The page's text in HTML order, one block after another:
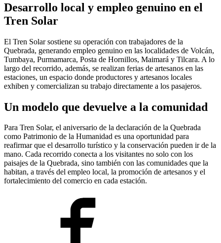
Desarrollo local y empleo genuino en el
Tren Solar
El Tren Solar sostiene su operación con trabajadores de la
Quebrada, generando empleo genuino en las localidades de Volcán,
Tumbaya, Purmamarca, Posta de Hornillos, Maimará y Tilcara. A lo
largo del recorrido, además, se realizan ferias de artesanos en las
estaciones, un espacio donde productores y artesanos locales
exhiben y comercializan su trabajo directamente a los pasajeros.
Un modelo que devuelve a la comunidad
Para Tren Solar, el aniversario de la declaración de la Quebrada
como Patrimonio de la Humanidad es una oportunidad para
reafirmar que el desarrollo turístico y la conservación pueden ir de la
mano. Cada recorrido conecta a los visitantes no solo con los
paisajes de la Quebrada, sino también con las comunidades que la
habitan, a través del empleo local, la promoción de artesanos y el
fortalecimiento del comercio en cada estación.